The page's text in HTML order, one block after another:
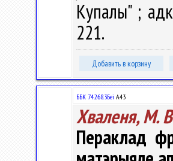
Купалы" ;
221.
Добавить в корзину
ББК 74.268.3Беі А43
Хваленя, М.
Пераклад